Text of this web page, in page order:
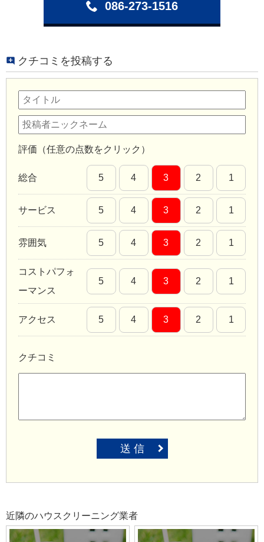
086-273-1516
クチコミを投稿する
評価（任意の点数をクリック）
総合 5 4 3 2 1
サービス 5 4 3 2 1
雰囲気 5 4 3 2 1
コストパフォ
ーマンス
5 4 3 2 1
アクセス 5 4 3 2 1
クチコミ
送 信
近隣のハウスクリーニング業者